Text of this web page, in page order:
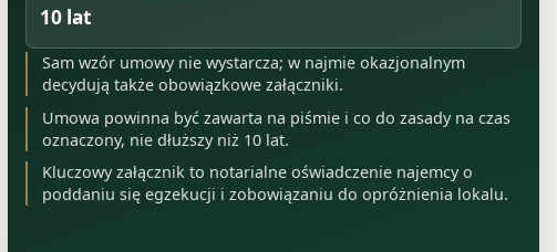
10 lat
Sam wzór umowy nie wystarcza; w najmie okazjonalnym
decydują także obowiązkowe załączniki.
Umowa powinna być zawarta na piśmie i co do zasady na czas
oznaczony, nie dłuższy niż 10 lat.
Kluczowy załącznik to notarialne oświadczenie najemcy o
poddaniu się egzekucji i zobowiązaniu do opróżnienia lokalu.